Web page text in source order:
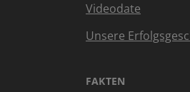
Videodate
Unsere
FAKTEN